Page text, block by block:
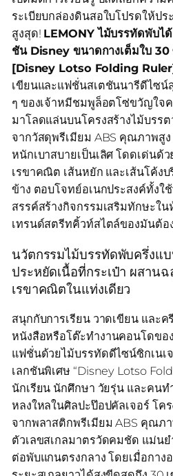
ระเบียบกล่องดินสอใบโปรดให้ป
สูงสุด! LEMONY ไม้บรรทัดพับไ
ชัน Disney ขนาดกางเต็มใบ 30
[Disney Lotso Folding
เขียนและแฟชั่นสเตชันนารีดีไซน์
ๆ ของเจ้าหมีชมพูล็อตโซ่ขวัญใจ
มาโลดแล่นบนโครงสร้างไม้บรร
จากวัสดุพรีเมียม ABS คุณภาพสู
หนักเบาสบายเป็นเลิศ โดดเด่นด้
เรขาคณิต เส้นหยัก และเส้นโค้ง
ข้าง ตอบโจทย์อเนกประสงค์ทั้งใ
สรรค์สร้างกิจกรรมเสริมทักษะใ
เทรนด์สตรีทคิ้วท์สไตล์ของมันต้อ
นวัตกรรมไม้บรรทัดพับครึ่งแบ
ประหยัดเนื้อที่กระเป๋า ผสาน
เรขาคณิตในแท่งเดียว
สนุกกับการเรียน วาดเขียน และ
หนังสือหรือโต๊ะทำงานคอนโดข
แฟชั่นด้วยไม้บรรทัดดีไซน์ซิกเนเ
เลกชันพิเศษ “Disney Lotso
นักเรียน นักศึกษา วัยรุ่น และคน
หลงใหลในศิลปะป๊อปคัลเจอร์ โค
จากพลาสติกพรีเมียม ABS คุณภ
ตัวเลขสเกลมาตรวัดคมชัด แม่น
ต่อพับแกนตรงกลาง โดยเมื่อกาง